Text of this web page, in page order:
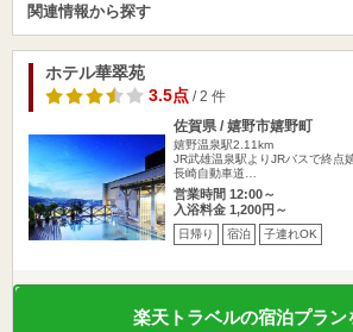
関連情報から探す
ホテル華翠苑
3.5点/ 2 件
佐賀県 / 嬉野市嬉野町
嬉野温泉駅2.11km
JR武雄温泉駅よりJRバスで終点
長崎自動車道…
営業時間 12:00～
入浴料金 1,200円～
日帰り 宿泊 子連れOK
楽天トラベルの宿泊プラン